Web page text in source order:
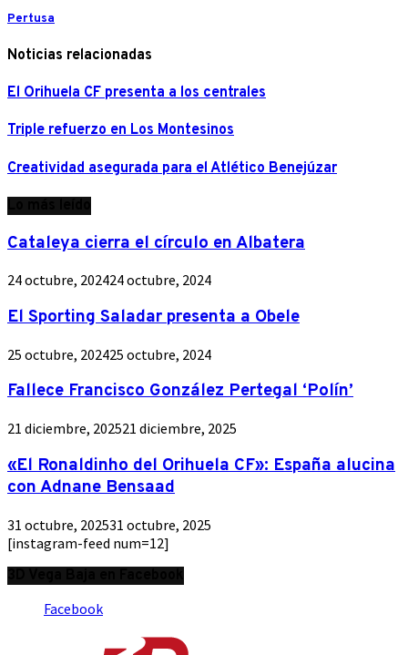
Pertusa
Noticias relacionadas
El Orihuela CF presenta a los centrales
Triple refuerzo en Los Montesinos
Creatividad asegurada para el Atlético Benejúzar
Cataleya cierra el círculo en Albatera
24 octubre, 202424 octubre, 2024
El Sporting Saladar presenta a Obele
25 octubre, 202425 octubre, 2024
Fallece Francisco González Pertegal ‘Polín’
21 diciembre, 202521 diciembre, 2025
«El Ronaldinho del Orihuela CF»: España alucina
con Adnane Bensaad
31 octubre, 202531 octubre, 2025
[instagram-feed num=12]
Facebook